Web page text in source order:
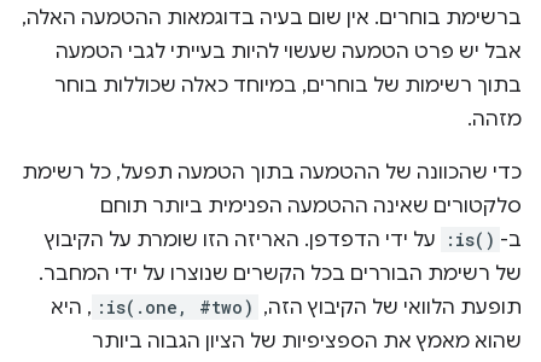
ברשימת בוחרים. אין שום בעיה בדוגמאות ההטמעה האלה,
אבל יש פרט הטמעה שעשוי להיות בעייתי לגבי הטמעה
בתוך רשימות של בוחרים, במיוחד כאלה שכוללות בוחר
מזהה.
כדי שהכוונה של ההטמעה בתוך הטמעה תפעל, כל רשימת
סלקטורים שאינה ההטמעה הפנימית ביותר תוחם
ב- :is()
על ידי הדפדפן. האריזה הזו שומרת על הקיבוץ
של רשימת הבוררים בכל הקשרים שנוצרו על ידי המחבר.
תופעת הלוואי של הקיבוץ הזה, :is(.one, #two) , היא
שהוא מאמץ את הספציפיות של הציון הגבוה ביותר